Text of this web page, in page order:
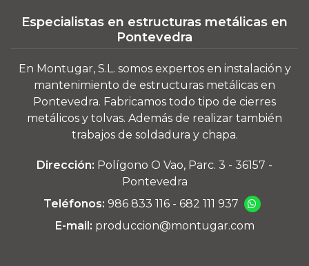
Especialistas en estructuras metálicas en
Pontevedra
En Montugar, S.L. somos expertos en instalación y
mantenimiento de estructuras metálicas en
Pontevedra. Fabricamos todo tipo de cierres
metálicos y tolvas. Además de realizar también
trabajos de soldadura y chapa.
Dirección: Polígono O Vao, Parc. 3 - 36157 -
Pontevedra
Teléfonos: 986 833 116- 682 111 937
E-mail: produccion@montugar.com